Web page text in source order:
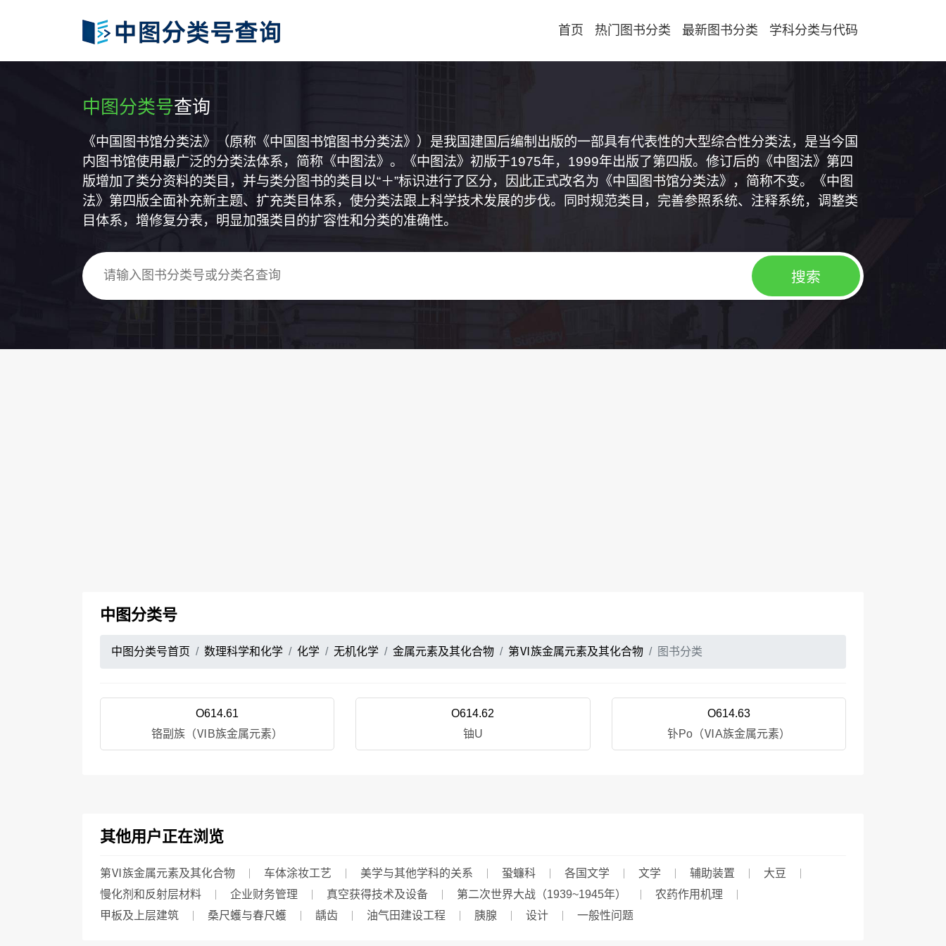
首页 热门图书分类 最新图书分类 学科分类与代码
中图分类号查询
《中国图书馆分类法》（原称《中国图书馆图书分类法》）是我国建国后编制出版的一部具有代表性的大型综合性分类法，是当今国
内图书馆使用最广泛的分类法体系，简称《中图法》。《中图法》初版于1975年，1999年出版了第四版。修订后的《中图法》第四
版增加了类分资料的类目，并与类分图书的类目以“＋”标识进行了区分，因此正式改名为《中国图书馆分类法》，简称不变。《中图
法》第四版全面补充新主题、扩充类目体系，使分类法跟上科学技术发展的步伐。同时规范类目，完善参照系统、注释系统，调整类
目体系，增修复分表，明显加强类目的扩容性和分类的准确性。
中图分类号
中图分类号首页 数理科学和化学 化学 无机化学 金属元素及其化合物 第Ⅵ族金属元素及其化合物 图书分类
O614.61
铬副族（ⅥB族金属元素）
O614.62
铀U
O614.63
钋Po（ⅥA族金属元素）
其他用户正在浏览
第Ⅵ族金属元素及其化合物 车体涂妆工艺 美学与其他学科的关系 蛩蠊科 各国文学 文学 辅助装置
大豆
慢化剂和反射层材料
企业财务管理 真空获得技术及设备 第二次世界大战（1939~1945年）
农药作用机理
甲板及上层建筑
桑尺蠖与春尺蠖 龋齿 油气田建设工程 胰腺 设计 一般性问题